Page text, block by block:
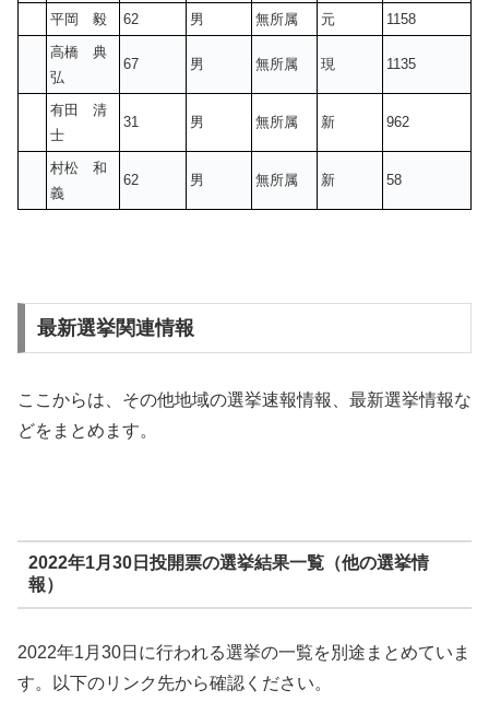
平岡 毅 62 男 無所属 元
1158
高橋 典
弘
67 男 無所属 現 1135
有田 清
士
31 男 無所属 新 962
村松 和
義
62 男 無所属 新 58
最新選挙関連情報
ここからは、その他地域の選挙速報情報、最新選挙情報な
どをまとめます。
2022年1月30日投開票の選挙結果一覧（他の選挙情
報）
2022年1月30日に行われる選挙の一覧を別途まとめていま
す。以下のリンク先から確認ください。